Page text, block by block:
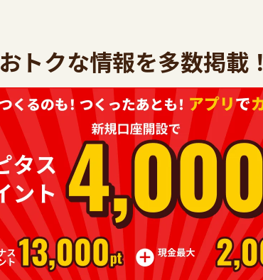
おトクな情報を多数掲載！